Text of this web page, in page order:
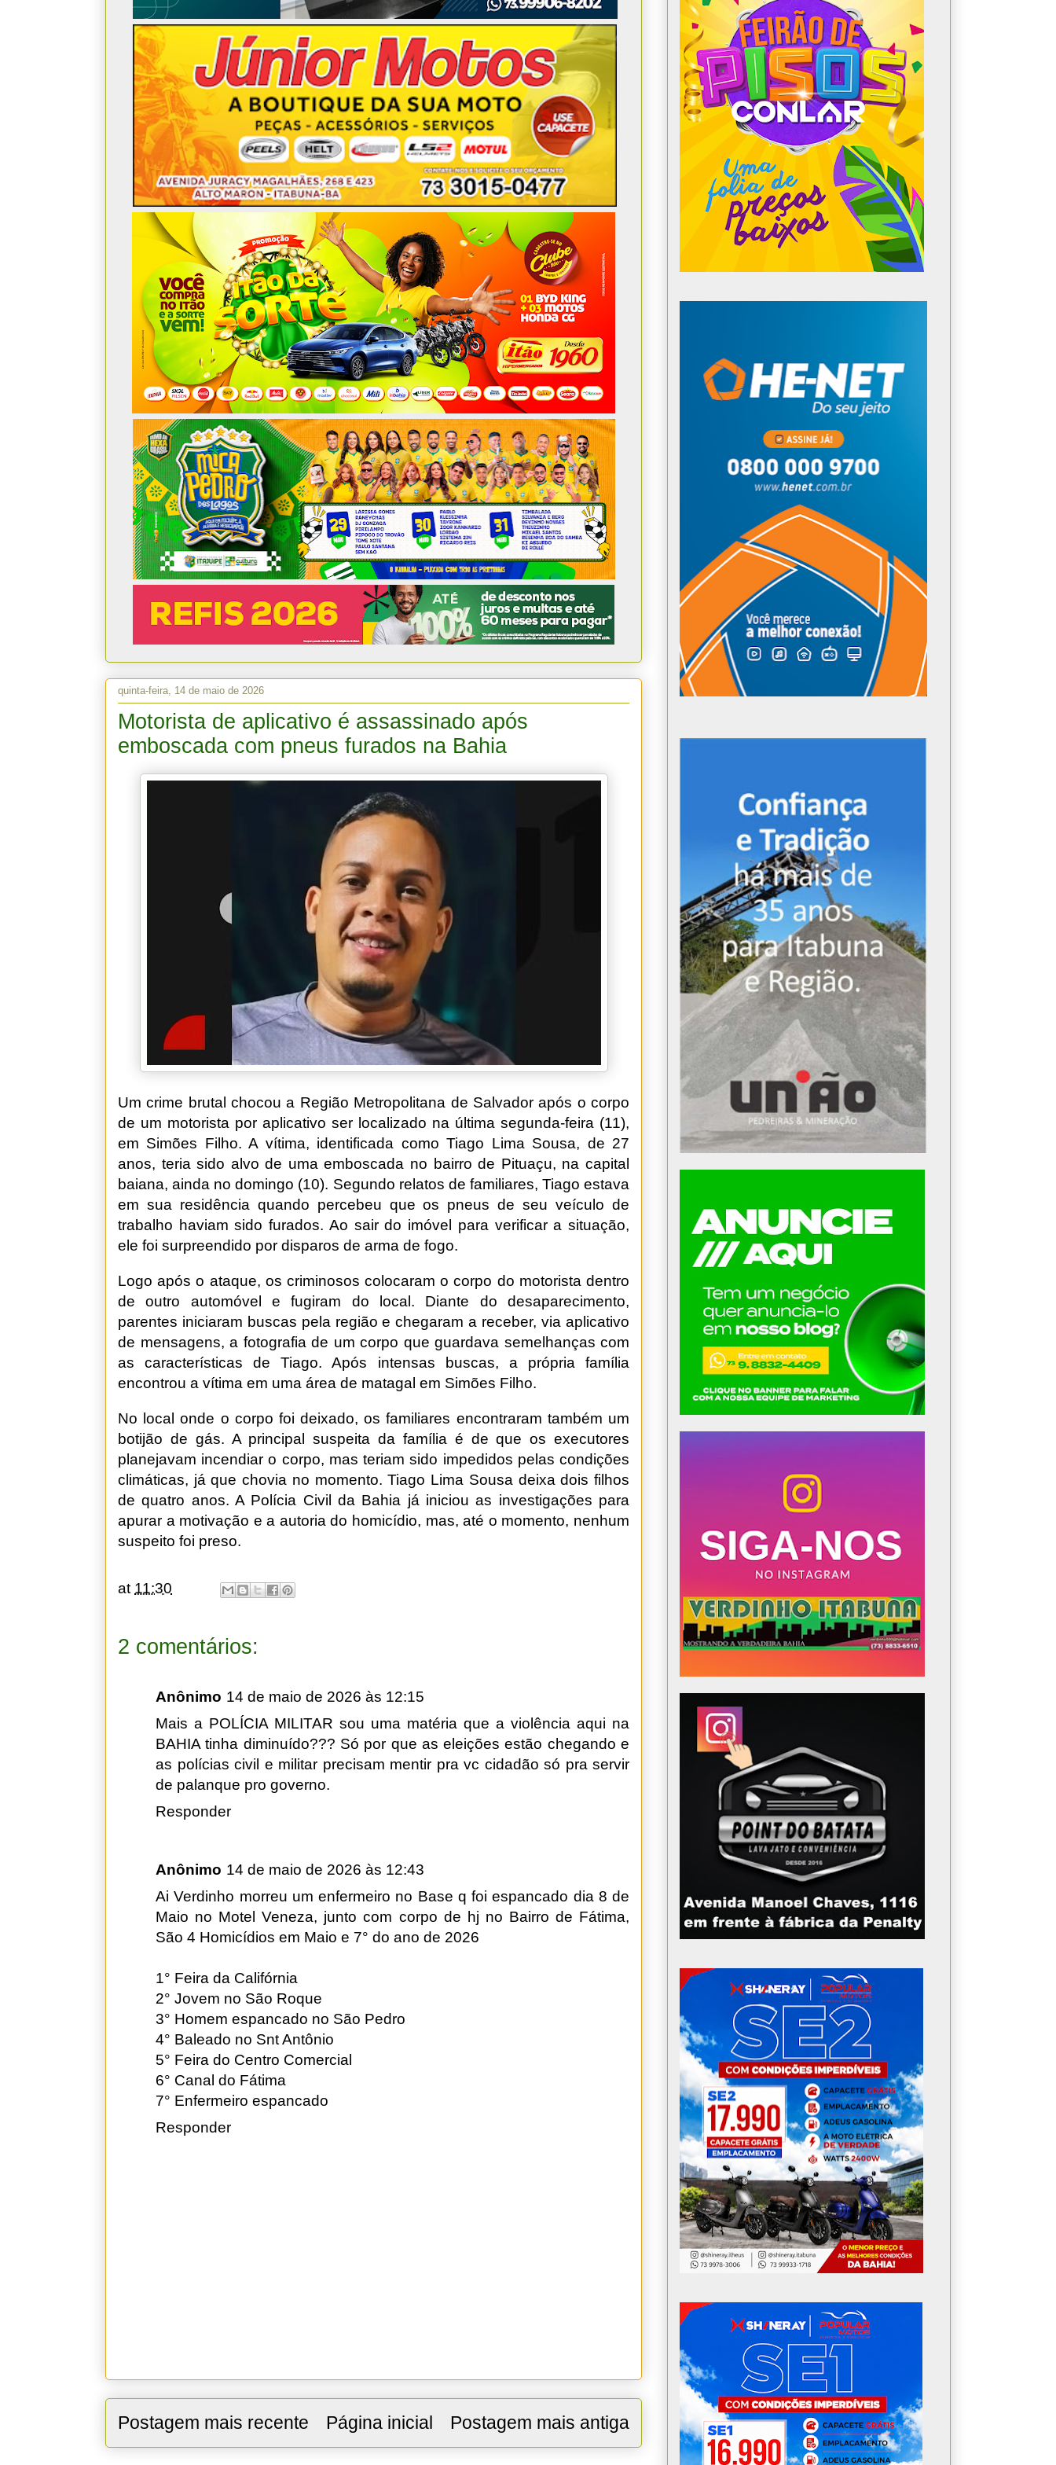
quinta-feira, 14 de maio de 2026
Motorista de aplicativo é assassinado após
emboscada com pneus furados na Bahia
Um crime brutal chocou a Região Metropolitana de Salvador após o corpo
de um motorista por aplicativo ser localizado na última segunda-feira (11),
em Simões Filho. A vítima, identificada como Tiago Lima Sousa, de 27
anos, teria sido alvo de uma emboscada no bairro de Pituaçu, na capital
baiana, ainda no domingo (10). Segundo relatos de familiares, Tiago estava
em sua residência quando percebeu que os pneus de seu veículo de
trabalho haviam sido furados. Ao sair do imóvel para verificar a situação,
ele foi surpreendido por disparos de arma de fogo.
Logo após o ataque, os criminosos colocaram o corpo do motorista dentro
de outro automóvel e fugiram do local. Diante do desaparecimento,
parentes iniciaram buscas pela região e chegaram a receber, via aplicativo
de mensagens, a fotografia de um corpo que guardava semelhanças com
as características de Tiago. Após intensas buscas, a própria família
encontrou a vítima em uma área de matagal em Simões Filho.
No local onde o corpo foi deixado, os familiares encontraram também um
botijão de gás. A principal suspeita da família é de que os executores
planejavam incendiar o corpo, mas teriam sido impedidos pelas condições
climáticas, já que chovia no momento. Tiago Lima Sousa deixa dois filhos
de quatro anos. A Polícia Civil da Bahia já iniciou as investigações para
apurar a motivação e a autoria do homicídio, mas, até o momento, nenhum
suspeito foi preso.
at 11:30
2 comentários:
Anônimo 14 de maio de 2026 às 12:15
Mais a POLÍCIA MILITAR sou uma matéria que a violência aqui na
BAHIA tinha diminuído??? Só por que as eleições estão chegando e
as polícias civil e militar precisam mentir pra vc cidadão só pra servir
de palanque pro governo.
Responder
Anônimo 14 de maio de 2026 às 12:43
Ai Verdinho morreu um enfermeiro no Base q foi espancado dia 8 de
Maio no Motel Veneza, junto com corpo de hj no Bairro de Fátima,
São 4 Homicídios em Maio e 7° do ano de 2026
1° Feira da Califórnia
2° Jovem no São Roque
3° Homem espancado no São Pedro
4° Baleado no Snt Antônio
5° Feira do Centro Comercial
6° Canal do Fátima
7° Enfermeiro espancado
Responder
Postagem mais recente Postagem mais antiga
Página inicial